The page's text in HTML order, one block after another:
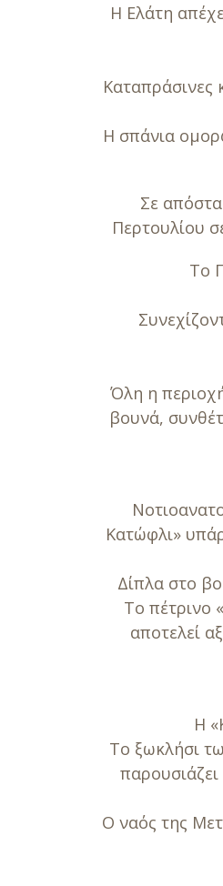
Η Ελάτη
Καταπράσινες
Η σπάνια
Σε
Περτουλίου
Το
Όλη η
βουνά,
Κατώφλι»
Δίπλα στο
Το πέτρινο
αποτελεί
Η
Το ξωκλήσι
Ο ναός της